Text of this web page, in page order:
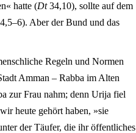
hatte (Dt34,10), sollte auf dem
Aber der Bund und das
Regeln und Normen
Amman – Rabba im Alten
zur Frau nahm; denn Urija fiel
heute gehört haben, »sie
der Täufer, die ihr öffentliches